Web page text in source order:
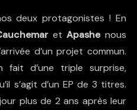
deux protagonistes ! En
etApashenous
d’un projet commun.
fait d’une triple surprise,
s’agit d’un EP de 3 titres.
plus de 2 ans après leur